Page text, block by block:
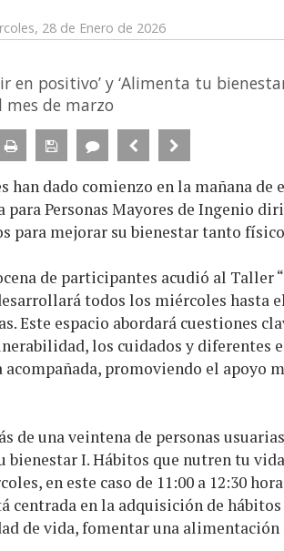
28 de Enero de 2026
en positivo’ y ‘Alimenta tu
mes de marzo
han dado comienzo en la mañana de
para Personas Mayores de Ingenio
para mejorar su bienestar tanto
de participantes acudió al Taller
todos los miércoles hasta
Este espacio abordará cuestiones
los cuidados y diferentes
acompañada, promoviendo el apoyo
de una veintena de personas
I. Hábitos que nutren tu
en este caso de 11:00 a 12:30
centrada en la adquisición de
de vida, fomentar una